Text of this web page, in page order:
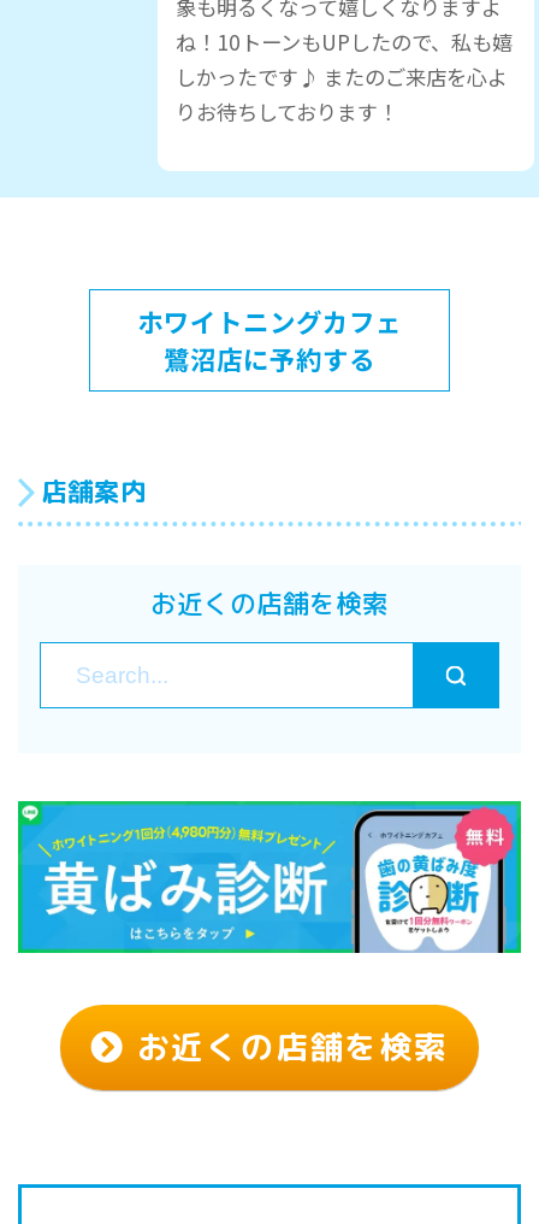
象も明るくなって嬉しくなりますよ
ね！10トーンもUPしたので、私も嬉
しかったです♪ またのご来店を心よ
りお待ちしております！
ホワイトニングカフェ
鷺沼店に予約する
店舗案内
お近くの店舗を検索
お近くの店舗を検索